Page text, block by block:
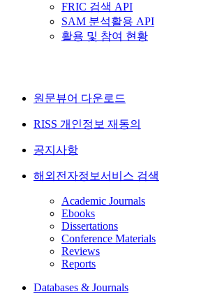
FRIC 검색 API
SAM 분석활용 API
활용 및 참여 현황
원문뷰어 다운로드
RISS 개인정보 재동의
공지사항
해외전자정보서비스 검색
Academic Journals
Ebooks
Dissertations
Conference Materials
Reviews
Reports
Databases & Journals